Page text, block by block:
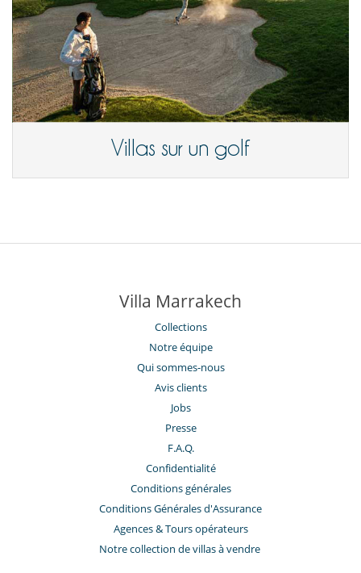
Villas sur un golf
Villa Marrakech
Collections
Notre équipe
Qui sommes-nous
Avis clients
Jobs
Presse
F.A.Q.
Confidentialité
Conditions générales
Conditions Générales d'Assurance
​Agences & Tours opérateurs
Notre collection de villas à vendre